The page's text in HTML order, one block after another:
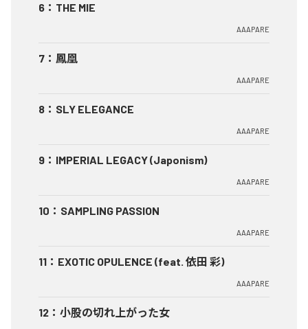
6 ： THE MIE
AAAPARE
7 ： 鳳凰
AAAPARE
8 ： SLY ELEGANCE
AAAPARE
9 ： IMPERIAL LEGACY (Japonism)
AAAPARE
10 ： SAMPLING PASSION
AAAPARE
11 ： EXOTIC OPULENCE (feat. 依田 彩)
AAAPARE
12 ： 小股の切れ上がった女